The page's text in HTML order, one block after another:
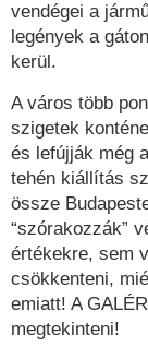
vendégei a
legények a
kerül.
A város több
szigetek
és lefújják még
tehén kiállítás
össze
“szórakozzák”
értékekre, sem
csökkenteni,
emiatt! A
megtekinteni!